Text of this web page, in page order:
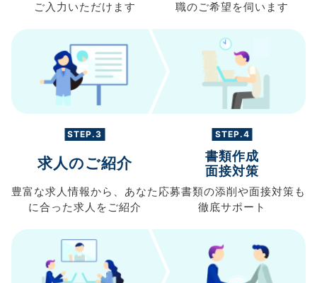
ご入力 いただけます
職のご希望を伺います
STEP.3
求人のご紹介
豊富な求人情報から、 あなた
に合った求人を ご紹介
STEP.4
書類作成
面接対策
応募書類の添削や面接対策も
徹底サポート